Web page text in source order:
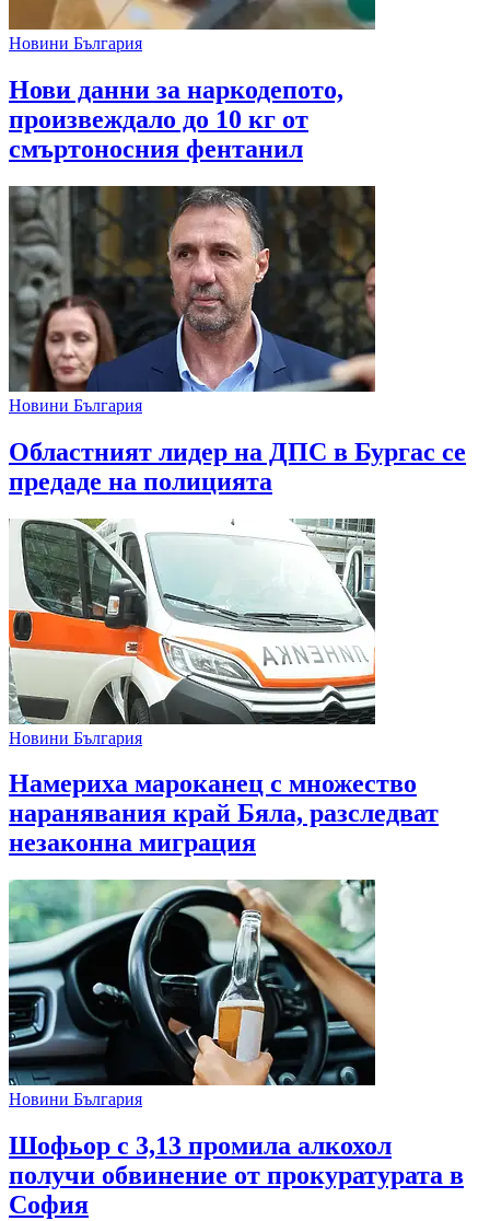
Новини България
Нови данни за наркодепото,
произвеждало до 10 кг от
смъртоносния фентанил
Новини България
Областният лидер на ДПС в Бургас се
предаде на полицията
Новини България
Намериха мароканец с множество
наранявания край Бяла, разследват
незаконна миграция
Новини България
Шофьор с 3,13 промила алкохол
получи обвинение от прокуратурата в
София